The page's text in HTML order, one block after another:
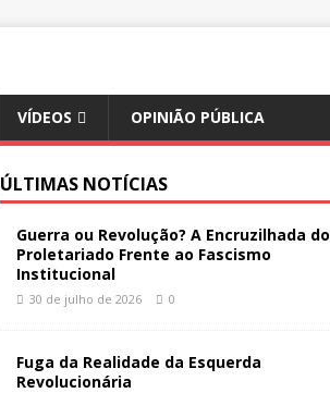
VÍDEOS OPINIÃO PÚBLICA
ÚLTIMAS NOTÍCIAS
Guerra ou Revolução? A Encruzilhada do
Proletariado Frente ao Fascismo
Institucional
30 de julho de 2026 0
Fuga da Realidade da Esquerda
Revolucionária